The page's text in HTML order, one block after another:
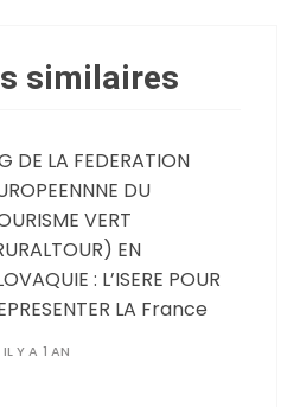
similaires
DE LA FEDERATION
DU
VERT
EN
: L’ISERE POUR
LA France
IL Y A 1 AN